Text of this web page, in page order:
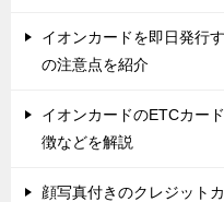
イオンカードを即日発行
の注意点を紹介
イオンカードのETCカー
徴などを解説
顔写真付きのクレジット